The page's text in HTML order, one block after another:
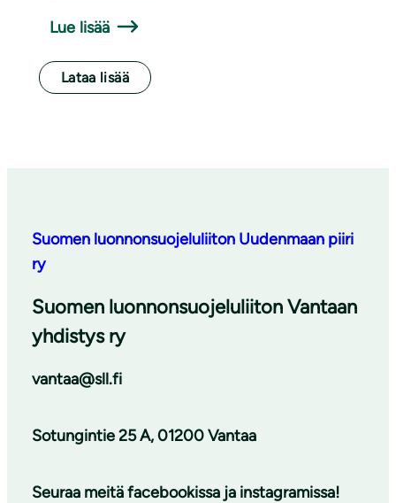
Lue lisää
Lataa lisää
Suomen luonnonsuojeluliiton Uudenmaan piiri
ry
Suomen luonnonsuojeluliiton Vantaan
yhdistys ry
vantaa@sll.fi
Sotungintie 25 A, 01200 Vantaa
Seuraa meitä facebookissa ja instagramissa!